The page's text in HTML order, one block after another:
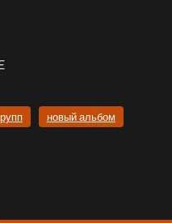
новый альбом